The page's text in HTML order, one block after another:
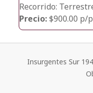
Recorrido:
Precio:$900.00 p/
Insurgentes Sur